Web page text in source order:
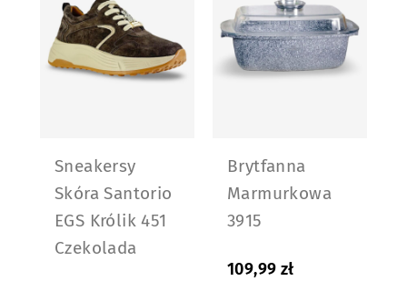
Sneakersy
Skóra Santorio
EGS Królik 451
Czekolada
Brytfanna
Marmurkowa
3915
109,99 zł